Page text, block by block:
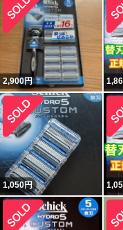
2,900円
1,050円